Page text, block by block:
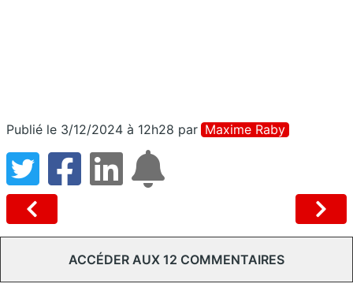
Publié le 3/12/2024 à 12h28 par Maxime Raby
ACCÉDER AUX 12 COMMENTAIRES